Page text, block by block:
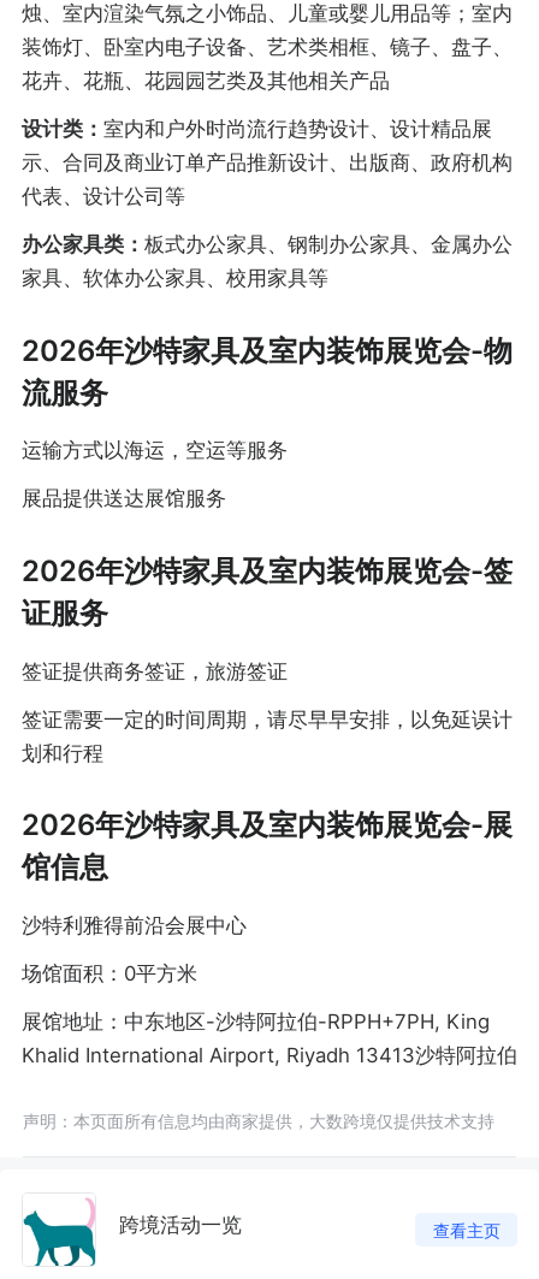
烛、室内渲染气氛之小饰品、儿童或婴儿用品等；室内
装饰灯、卧室内电子设备、艺术类相框、镜子、盘子、
花卉、花瓶、花园园艺类及其他相关产品
设计类： 室内和户外时尚流行趋势设计、设计精品展
示、合同及商业订单产品推新设计、出版商、政府机构
代表、设计公司等
办公家具类： 板式办公家具、钢制办公家具、金属办公
家具、软体办公家具、校用家具等
2026年沙特家具及室内装饰展览会-物
流服务
运输方式以海运，空运等服务
展品提供送达展馆服务
2026年沙特家具及室内装饰展览会-签
证服务
签证提供商务签证，旅游签证
签证需要一定的时间周期，请尽早早安排，以免延误计
划和行程
2026年沙特家具及室内装饰展览会-展
馆信息
沙特利雅得前沿会展中心
场馆面积：0平方米
展馆地址：中东地区-沙特阿拉伯-RPPH+7PH, King
Khalid International Airport, Riyadh 13413沙特阿拉伯
声明：本页面所有信息均由商家提供，大数跨境仅提供技术支持
跨境活动一览 查看主页